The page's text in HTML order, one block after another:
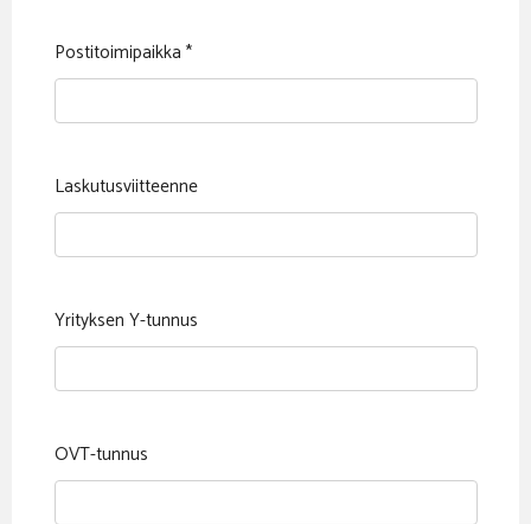
Postitoimipaikka *
Laskutusviitteenne
Yrityksen Y-tunnus
OVT-tunnus